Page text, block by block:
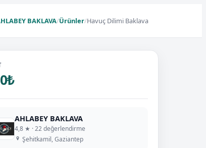
BAKLAVA/Ürünler/Havuç Dilimi Baklava
AHLABEY BAKLAVA
4,8 ★ · 22 değerlendirme
Şehitkamil, Gaziantep